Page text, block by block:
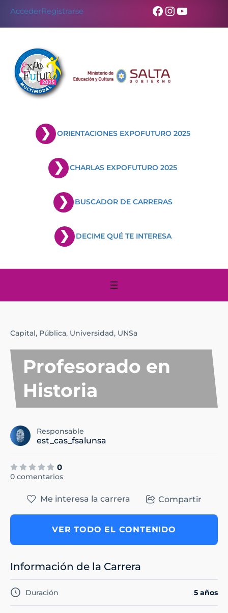
AccederRegistrarse Facebook
Instagram
YouTube
ORIENTACIONES EXPOFUTURO 2025
CHARLAS EXPOFUTURO 2025
BUSCADOR DE CARRERAS
DECIME QUÉ TE INTERESA
Capital, Pública, Universidad, UNSa
Profesorado en
Historia
Responsable
est_cas_fsalunsa
0
0 comentarios
Me interesa la carrera Compartir
VER TODO EL CONTENIDO
Información de la Carrera
Duración 5 años